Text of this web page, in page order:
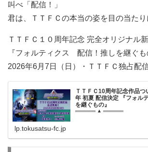
叫べ「配信！」
君は、ＴＴＦＣの本当の姿を目の当た
ＴＴＦＣ１０周年記念 完全オリジナル
『フォルティクス 配信！推しを継ぐも
2026年6月7日（日）・ＴＴＦＣ独占配
ＴＴＦＣ10周年記念作品
年 初夏 配信決定 『フォル
を継ぐもの』
══════ ▲ ══════
lp.tokusatsu-fc.jp